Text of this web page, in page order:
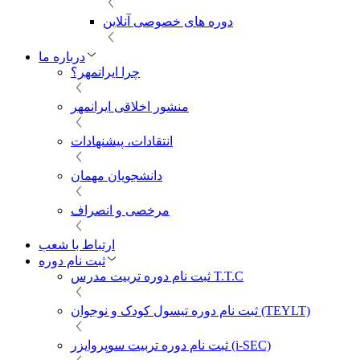
دوره های خصوصی آنلاین
درباره ما
چرا ایرانمهر؟
منشور اخلاقی ایرانمهر
انتقادات، پیشنهادات
دانشجویان مهمان
مرخصی و انصراف
ارتباط با شعب
ثبت نام دوره
ثبت نام دوره تربیت مدرس T.T.C
ثبت نام دوره تیسول کودک و نوجوان (TEYLT)
ثبت نام دوره تربیت سوپروایزر (i-SEC)